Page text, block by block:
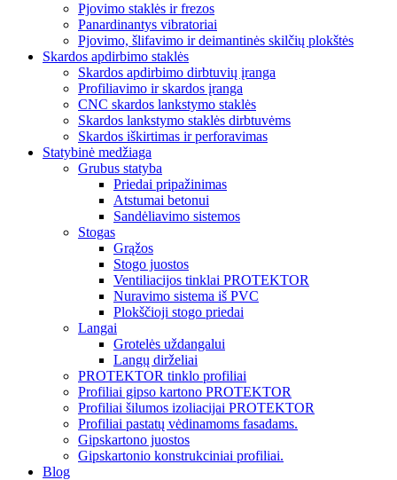
Pjovimo staklės ir frezos
Panardinantys vibratoriai
Pjovimo, šlifavimo ir deimantinės skilčių plokštės
Skardos apdirbimo staklės
Skardos apdirbimo dirbtuvių įranga
Profiliavimo ir skardos įranga
CNC skardos lankstymo staklės
Skardos lankstymo staklės dirbtuvėms
Skardos iškirtimas ir perforavimas
Statybinė medžiaga
Grubus statyba
Priedai pripažinimas
Atstumai betonui
Sandėliavimo sistemos
Stogas
Grąžos
Stogo juostos
Ventiliacijos tinklai PROTEKTOR
Nuravimo sistema iš PVC
Plokščioji stogo priedai
Langai
Grotelės uždangalui
Langų dirželiai
PROTEKTOR tinklo profiliai
Profiliai gipso kartono PROTEKTOR
Profiliai šilumos izoliacijai PROTEKTOR
Profiliai pastatų vėdinamoms fasadams.
Gipskartono juostos
Gipskartonio konstrukciniai profiliai.
Blog